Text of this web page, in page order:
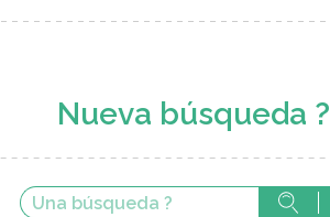
Nueva búsqueda ?